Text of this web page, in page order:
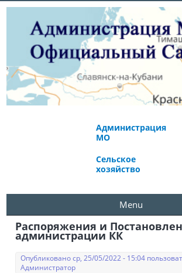
Администрация
МО
Сельское
хозяйство
Menu
Распоряжения и
администрации КК
Опубликовано ср, 25/05/2022 - 15:04
Администратор